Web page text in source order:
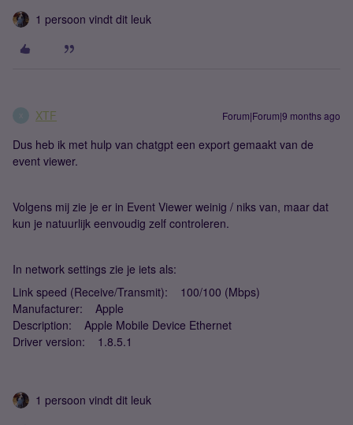
1 persoon vindt dit leuk
XTF Forum|Forum|9 months ago
Dus heb ik met hulp van chatgpt een export gemaakt van de
event viewer.
Volgens mij zie je er in Event Viewer weinig / niks van, maar dat
kun je natuurlijk eenvoudig zelf controleren.
In network settings zie je iets als:
Link speed (Receive/Transmit): 100/100 (Mbps)
Manufacturer: Apple
Description: Apple Mobile Device Ethernet
Driver version: 1.8.5.1
1 persoon vindt dit leuk